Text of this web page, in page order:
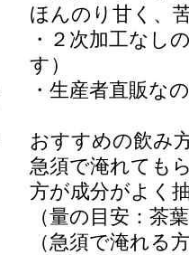
ほんのり甘く、
・２次加工なし
す）
・生産者直販な
おすすめの飲み
急須で淹れても
方が成分がよく
（量の目安：茶
（急須で淹れる